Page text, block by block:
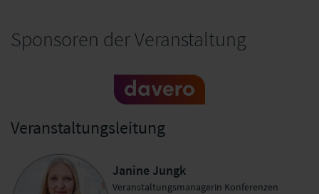
Sponsoren der Veranstaltung
GmbH
Veranstaltungsleitung
Janine Jungk
Veranstaltungsmanagerin Konferenzen